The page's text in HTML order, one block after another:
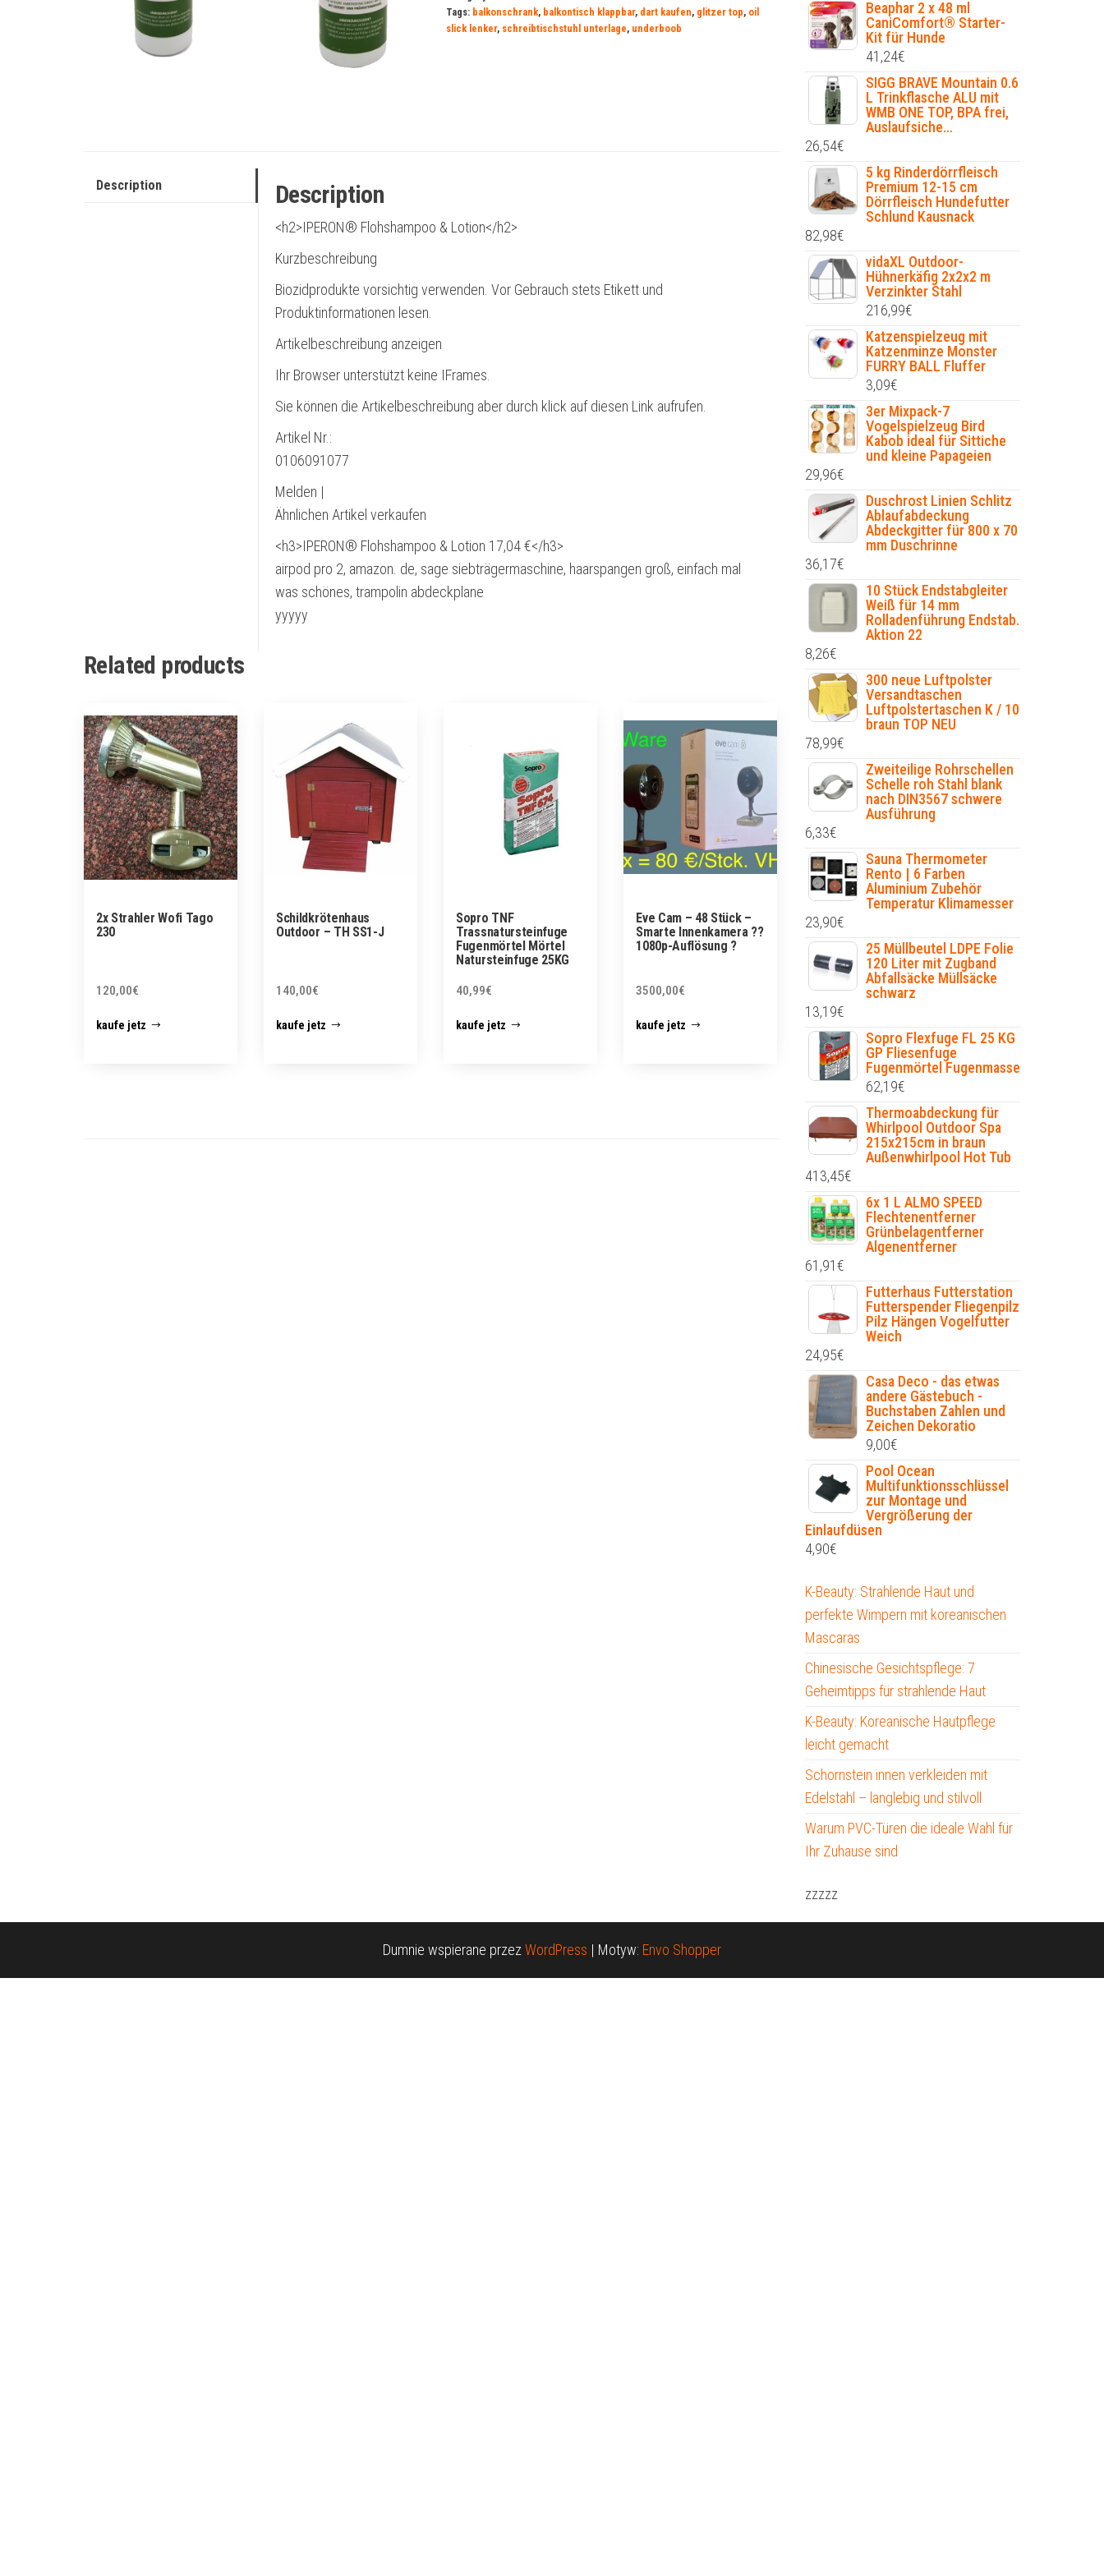
Tags: balkonschrank, balkontisch klappbar, dart kaufen, glitzer top, oil
slick lenker, schreibtischstuhl unterlage, underboob
Description Description
<h2>IPERON® Flohshampoo & Lotion</h2>
Kurzbeschreibung
Biozidprodukte vorsichtig verwenden. Vor Gebrauch stets Etikett und
Produktinformationen lesen.
Artikelbeschreibung anzeigen
Ihr Browser unterstützt keine IFrames.
Sie können die Artikelbeschreibung aber durch klick auf diesen Link aufrufen.
Artikel Nr.:
0106091077
Melden |
Ähnlichen Artikel verkaufen
<h3>IPERON® Flohshampoo & Lotion 17,04 €</h3>
airpod pro 2, amazon. de, sage siebträgermaschine, haarspangen groß, einfach mal
was schönes, trampolin abdeckplane
yyyyy
Related products
2x Strahler Wofi Tago
230
120,00€
kaufe jetz
Schildkrötenhaus
Outdoor – TH SS1-J
140,00€
kaufe jetz
Sopro TNF
Trassnatursteinfuge
Fugenmörtel Mörtel
Natursteinfuge 25KG
40,99€
kaufe jetz
Eve Cam – 48 Stück –
Smarte Innenkamera ??
1080p-Auflösung ?
3500,00€
kaufe jetz
Beaphar 2 x 48 ml
CaniComfort® Starter-
Kit für Hunde
41,24€
SIGG BRAVE Mountain 0.6
L Trinkflasche ALU mit
WMB ONE TOP, BPA frei,
Auslaufsiche...
26,54€
5 kg Rinderdörrfleisch
Premium 12-15 cm
Dörrfleisch Hundefutter
Schlund Kausnack
82,98€
vidaXL Outdoor-
Hühnerkäfig 2x2x2 m
Verzinkter Stahl
216,99€
Katzenspielzeug mit
Katzenminze Monster
FURRY BALL Fluffer
3,09€
3er Mixpack-7
Vogelspielzeug Bird
Kabob ideal für Sittiche
und kleine Papageien
29,96€
Duschrost Linien Schlitz
Ablaufabdeckung
Abdeckgitter für 800 x 70
mm Duschrinne
36,17€
10 Stück Endstabgleiter
Weiß für 14 mm
Rolladenführung Endstab.
Aktion 22
8,26€
300 neue Luftpolster
Versandtaschen
Luftpolstertaschen K / 10
braun TOP NEU
78,99€
Zweiteilige Rohrschellen
Schelle roh Stahl blank
nach DIN3567 schwere
Ausführung
6,33€
Sauna Thermometer
Rento | 6 Farben
Aluminium Zubehör
Temperatur Klimamesser
23,90€
25 Müllbeutel LDPE Folie
120 Liter mit Zugband
Abfallsäcke Müllsäcke
schwarz
13,19€
Sopro Flexfuge FL 25 KG
GP Fliesenfuge
Fugenmörtel Fugenmasse
62,19€
Thermoabdeckung für
Whirlpool Outdoor Spa
215x215cm in braun
Außenwhirlpool Hot Tub
413,45€
6x 1 L ALMO SPEED
Flechtenentferner
Grünbelagentferner
Algenentferner
61,91€
Futterhaus Futterstation
Futterspender Fliegenpilz
Pilz Hängen Vogelfutter
Weich
24,95€
Casa Deco - das etwas
andere Gästebuch -
Buchstaben Zahlen und
Zeichen Dekoratio
9,00€
Pool Ocean
Multifunktionsschlüssel
zur Montage und
Vergrößerung der
Einlaufdüsen
4,90€
K-Beauty: Strahlende Haut und
perfekte Wimpern mit koreanischen
Mascaras
Chinesische Gesichtspflege: 7
Geheimtipps für strahlende Haut
K-Beauty: Koreanische Hautpflege
leicht gemacht
Schornstein innen verkleiden mit
Edelstahl – langlebig und stilvoll
Warum PVC-Türen die ideale Wahl für
Ihr Zuhause sind
zzzzz
Dumnie wspierane przez WordPress | Motyw: Envo Shopper